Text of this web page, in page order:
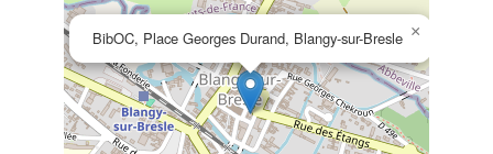
BibOC, Place Georges Durand, Blangy-sur-Bresle ×